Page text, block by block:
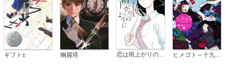
ギフト± 幽麗塔 恋は雨上がりのように